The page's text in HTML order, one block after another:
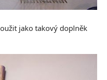
jako takový doplněk